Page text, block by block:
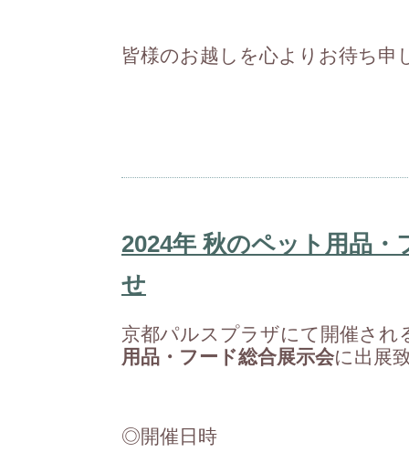
皆様のお越しを心よりお待ち申
2024年 秋のペット用品
せ
京都パルスプラザにて開催され
用品・フード総合展示会に出展
◎開催日時